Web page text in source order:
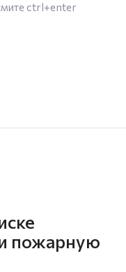
ctrl+enter
пожарную